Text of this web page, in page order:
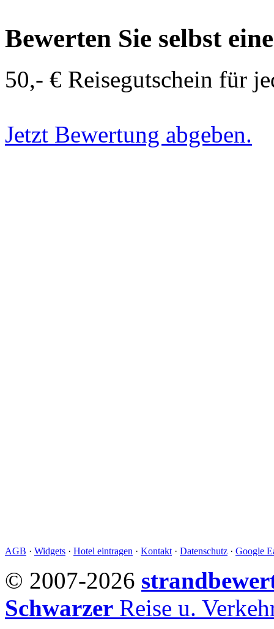
Bewerten Sie selbst
50,- € Reisegutschein für
Jetzt Bewertung abgeben.
AGB · Widgets · Hotel eintragen · Kontakt · Datenschutz · Google
© 2007-2026
Schwarzer Reise u.